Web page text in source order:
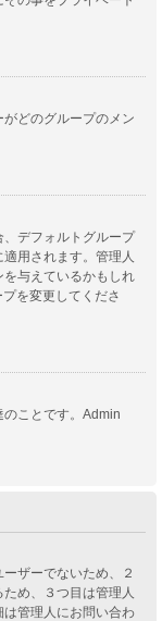
どのグループのメン
デフォルトグループ
用されます。管理人
与えているかもしれ
を変更してくださ
ことです。Admin
ザーでないため、２
め、３つ目は管理人
管理人にお問い合わ